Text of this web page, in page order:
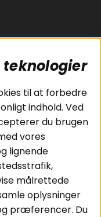
/ Garanti /
teknologier
til at forbedre
indhold. Ved
du brugen
vores
lignende
målrettede
oplysninger
præferencer. Du